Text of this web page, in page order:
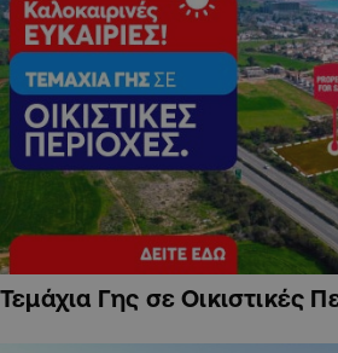
Τεμάχια Γης σε Οικιστικές